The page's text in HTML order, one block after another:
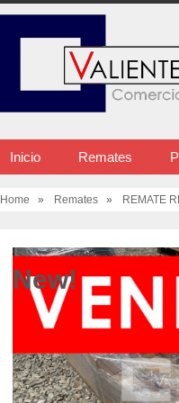
Inicio Remates
Home » Remates » REMATE
New!